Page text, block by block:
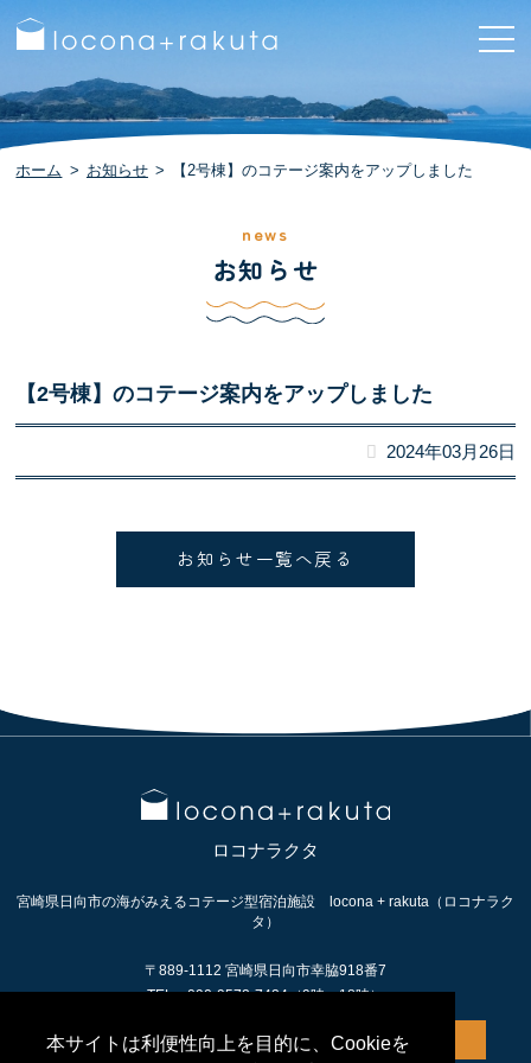
本サイトは利便性向上を目的に、Cookieを
ホーム お知らせ 【2号棟】のコテージ案内をアップしました
news
お知らせ
【2号棟】のコテージ案内をアップしました
2024年03月26日
お知らせ一覧へ戻る
ロコナラクタ
宮崎県日向市の海がみえるコテージ型宿泊施設 locona + rakuta（ロコナラク
タ）
〒889-1112 宮崎県日向市幸脇918番7
TEL：090-9572-7424（9時～18時）
アクセス ご予約案内